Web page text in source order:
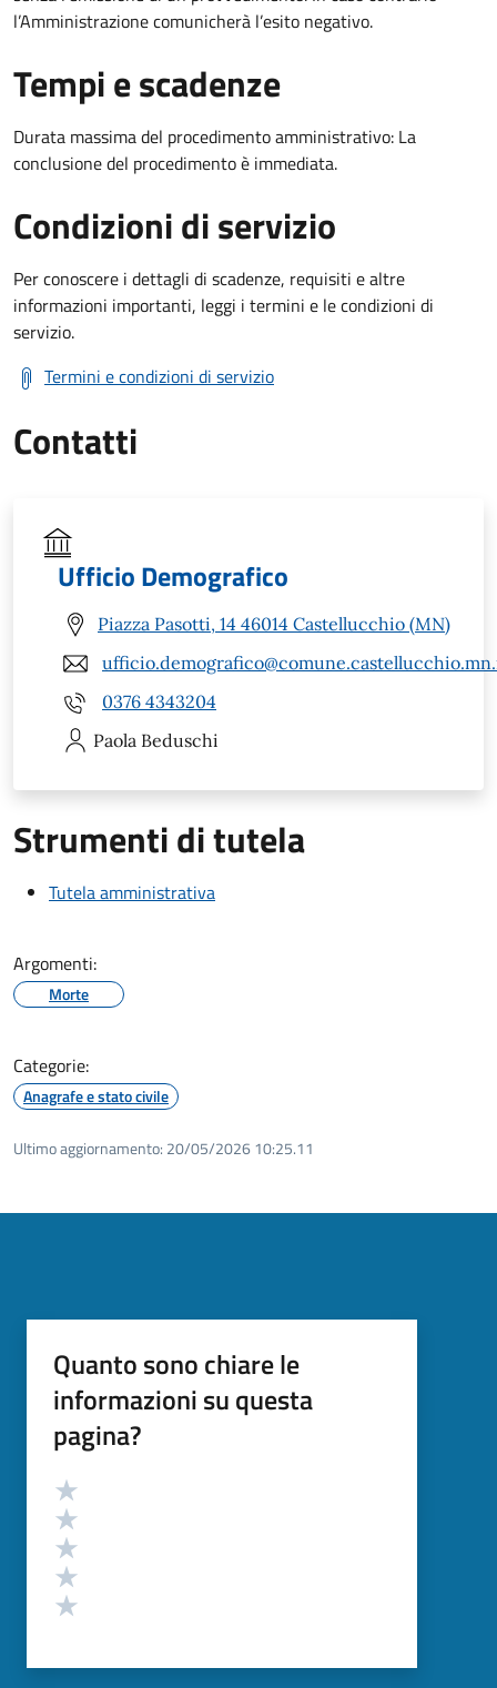
l’Amministrazione comunicherà l’esito negativo.
Tempi e scadenze
Durata massima del procedimento amministrativo: La
conclusione del procedimento è immediata.
Condizioni di servizio
Per conoscere i dettagli di scadenze, requisiti e altre
informazioni importanti, leggi i termini e le condizioni di
servizio.
Termini e condizioni di servizio
Contatti
Ufficio Demografico
Piazza Pasotti, 14 46014 Castellucchio (MN)
0376 4343204
Paola Beduschi
Strumenti di tutela
Tutela amministrativa
Argomenti:
Morte
Categorie:
Anagrafe e stato civile
Ultimo aggiornamento: 20/05/2026 10:25.11
Quanto sono chiare le
informazioni su questa
pagina?
Valutazione